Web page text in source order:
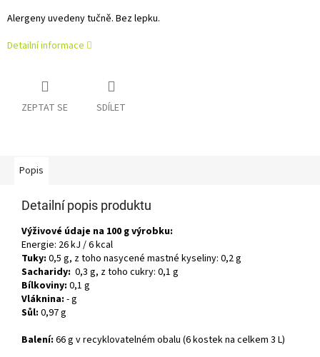
Alergeny uvedeny tučně. Bez lepku.
Detailní informace
ZEPTAT SE SDÍLET
Popis
Detailní popis produktu
Výživové údaje na 100 g výrobku:
Energie: 26 kJ / 6 kcal
Tuky: 0,5 g, z toho nasycené mastné kyseliny: 0,2 g
Sacharidy: 0,3 g, z toho cukry: 0,1 g
Bílkoviny: 0,1 g
Vláknina: - g
Sůl: 0,97 g
Balení: 66 g v recyklovatelném obalu (6 kostek na celkem 3 L)